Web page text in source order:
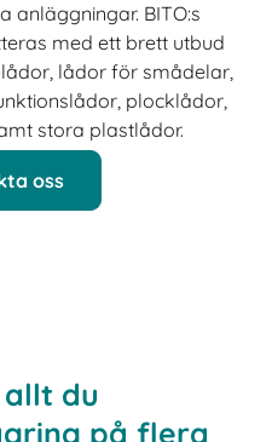
anläggningar. BITO:s
med ett brett utbud
lådor för smådelar,
plocklådor,
stora plastlådor.
oss
du
på flera